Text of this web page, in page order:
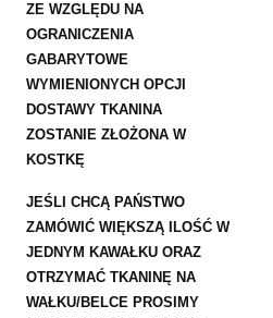
ZE WZGLĘDU NA
OGRANICZENIA
GABARYTOWE
WYMIENIONYCH OPCJI
DOSTAWY TKANINA
ZOSTANIE ZŁOŻONA W
KOSTKĘ
JEŚLI CHCĄ PAŃSTWO
ZAMÓWIĆ WIĘKSZĄ ILOŚĆ W
JEDNYM KAWAŁKU ORAZ
OTRZYMAĆ TKANINĘ NA
WAŁKU/BELCE PROSIMY